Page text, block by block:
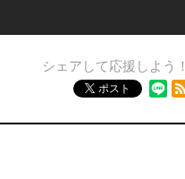
シェアして応援しよう！
ポスト